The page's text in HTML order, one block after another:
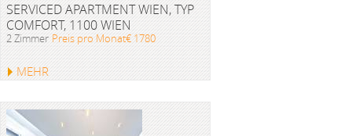
SERVICED APARTMENT WIEN, TYP
COMFORT, 1100 WIEN
2 Zimmer Preis pro Monat€ 1780
MEHR